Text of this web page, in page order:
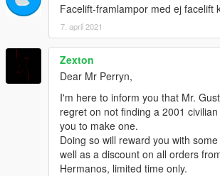
Facelift-framlampor med ej facelift
7. april 2021
Zexton
Dear Mr Perryn,
I'm here to inform you that Mr.
regret on not finding a 2001
you to make one.
Doing so will reward you with
well as a discount on all orders
Hermanos, limited time only.